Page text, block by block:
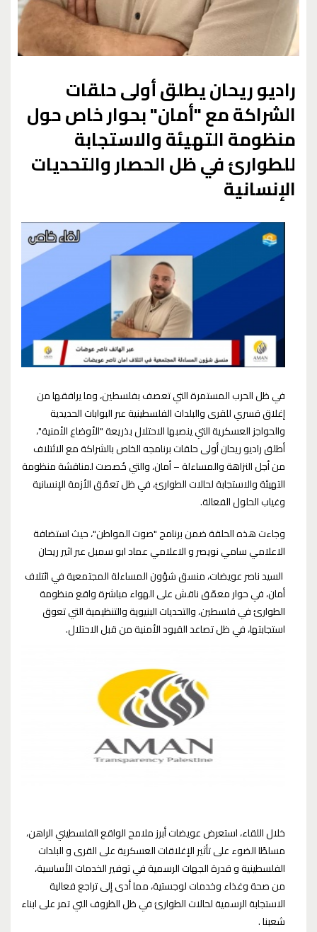
راديو ريحان يطلق أولى حلقات
الشراكة مع "أمان" بحوار خاص حول
منظومة التهيئة والاستجابة
للطوارئ في ظل الحصار والتحديات
الإنسانية
في ظل الحرب المستمرة التي تعصف بفلسطين، وما يرافقها من
إغلاق قسري للقرى والبلدات الفلسطينية عبر البوابات الحديدية
والحواجز العسكرية التي ينصبها الاحتلال بذريعة "الأوضاع الأمنية"،
أطلق راديو ريحان أولى حلقات برنامجه الخاص بالشراكة مع الائتلاف
من أجل النزاهة والمساءلة – أمان، والتي خُصصت لمناقشة منظومة
التهيئة والاستجابة لحالات الطوارئ، في ظل تعمّق الأزمة الإنسانية
وغياب الحلول الفعالة.
وجاءت هذه الحلقة ضمن برنامج "صوت المواطن"، حيث استضافة
الاعلامي سامي نويصر و الاعلامي عماد ابو سمبل عبر اثير ريحان
السيد ناصر عويضات، منسق شؤون المساءلة المجتمعية في ائتلاف
أمان، في حوار معمّق ناقش على الهواء مباشرة واقع منظومة
الطوارئ في فلسطين، والتحديات البنيوية والتنظيمية التي تعوق
استجابتها، في ظل تصاعد القيود الأمنية من قبل الاحتلال.
خلال اللقاء، استعرض عويضات أبرز ملامح الواقع الفلسطيني الراهن،
مسلطًا الضوء على تأثير الإغلاقات العسكرية على القرى و البلدات
الفلسطينية و قدرة الجهات الرسمية في توفير الخدمات الأساسية،
من صحة وغذاء وخدمات لوجستية، مما أدى إلى تراجع فعالية
الاستجابة الرسمية لحالات الطوارئ في ظل الظروف التي تمر على ابناء
شعبنا .